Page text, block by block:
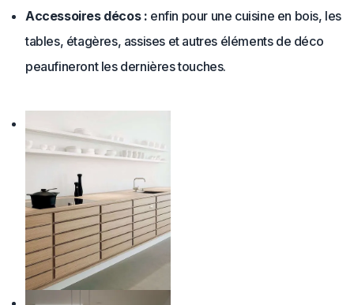
Accessoires décos : enfin pour une cuisine en bois, les
tables, étagères, assises et autres éléments de déco
peaufineront les dernières touches.